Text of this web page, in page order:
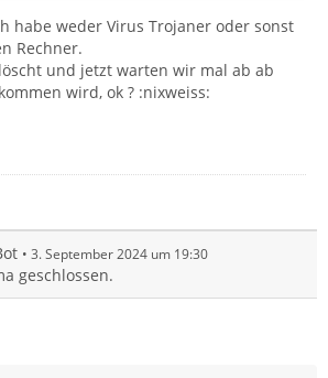
habe weder Virus Trojaner oder sonst
Rechner.
und jetzt warten wir mal ab ab
wird, ok ? :nixweiss:
3. September 2024 um 19:30
geschlossen.